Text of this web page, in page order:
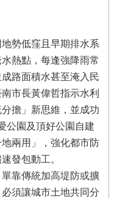
勢低窪且早期排水系
熱點，每逢強降雨常
路面積水甚至淹入民
市長黃偉哲指示水利
擔」新思維，並成功
公園及頂好公園自建
兩用」，強化都市防
發包動工。
靠傳統加高堤防或擴
須讓城市土地共同分